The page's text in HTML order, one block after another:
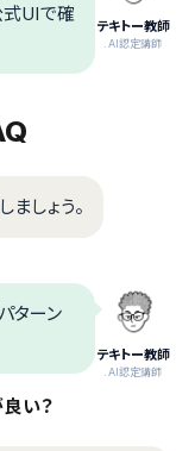
テキトー教師
.AI認定講師
式UIで確
しょう。
テキトー教師
.AI認定講師
ターン
い？